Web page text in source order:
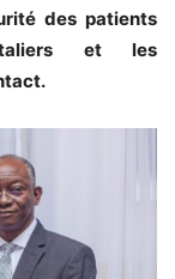
des patients
et les